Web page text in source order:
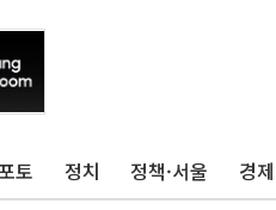
토 정치 정책·서울 경제